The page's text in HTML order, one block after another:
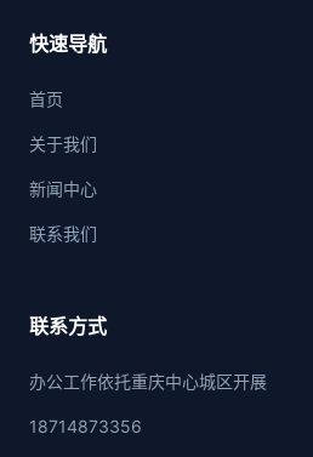
快速导航
首页
关于我们
新闻中心
联系我们
联系方式
办公工作依托重庆中心城区开展
18714873356